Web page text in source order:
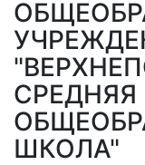
СРЕДНЯЯ
ШКОЛА"